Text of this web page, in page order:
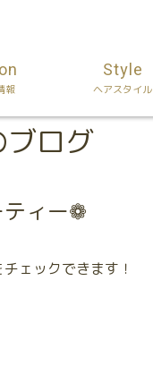
報
Style
ヘアスタイル
ログ
ティー❁
ェックできます！